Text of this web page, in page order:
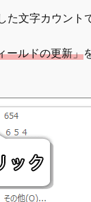
文字カウント
ールドの更新」